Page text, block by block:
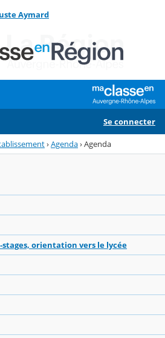
Aymard
Se connecter
›Agenda›Agenda
stages, orientation vers le lycée